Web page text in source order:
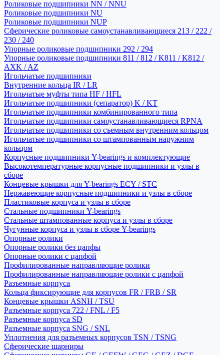
Роликовые подшипники NN / NNU
Роликовые подшипники NU
Роликовые подшипники NUP
Сферические роликовые самоустанавливающиеся 213 / 222 /
230 / 240
Упорные роликовые подшипники 292 / 294
Упорные роликовые подшипники 811 / 812 / K811 / K812 /
AXK / AZ
Игольчатые подшипники
Внутренние кольца IR / LR
Игольчатые муфты типа HF / HFL
Игольчатые подшипники (сепаратор) K / KT
Игольчатые подшипники комбинированного типа
Игольчатые подшипники самоустанавливающиеся RPNA
Игольчатые подшипники со съемным внутренним кольцом
Игольчатые подшипники со штампованным наружним
кольцом
Корпусные подшипники Y-bearings и комплектующие
Высокотемпературные корпусные подшипники и узлы в
сборе
Концевые крышки для Y-bearings ECY / STC
Нержавеющие корпусные подшипники и узлы в сборе
Пластиковые корпуса и узлы в сборе
Стальные подшипники Y-bearings
Стальные штампованные корпуса и узлы в сборе
Чугунные корпуса и узлы в сборе Y-bearings
Опорные ролики
Опорные ролики без цапфы
Опорные ролики с цапфой
Профилированные направляющие ролики
Профилированные направляющие ролики с цапфой
Разъемные корпуса
Кольца фиксирующие для корпусов FR / FRB / SR
Концевые крышки ASNH / TSU
Разъемные корпуса 722 / FNL / F5
Разъемные корпуса SD
Разъемные корпуса SNG / SNL
Уплотнения для разъемных корпусов TSN / TSNG
Сферические шарниры